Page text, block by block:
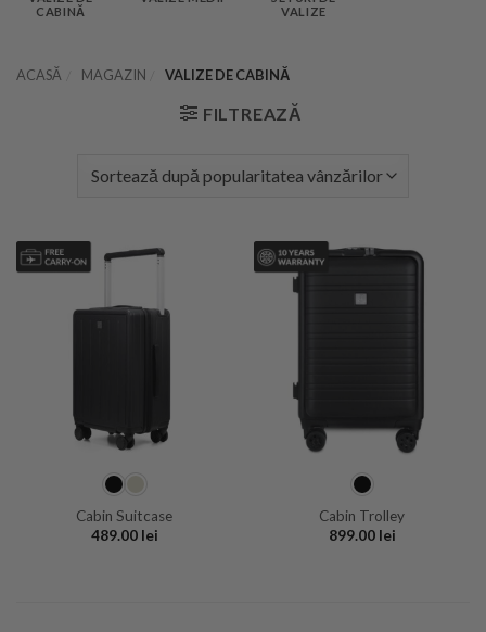
CABINĂ
VALIZE
ACASĂ MAGAZIN VALIZE DE CABINĂ
FILTREAZĂ
Cabin Suitcase
489.00 lei
Cabin Trolley
899.00 lei